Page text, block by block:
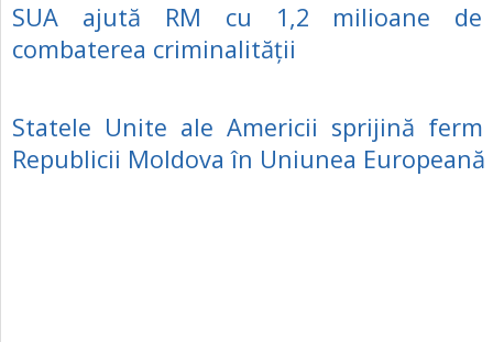
SUA ajută RM cu 1,2 milioane
combaterea criminalității
Statele Unite ale Americii sprijină ferm
Republicii Moldova în Uniunea Europeană